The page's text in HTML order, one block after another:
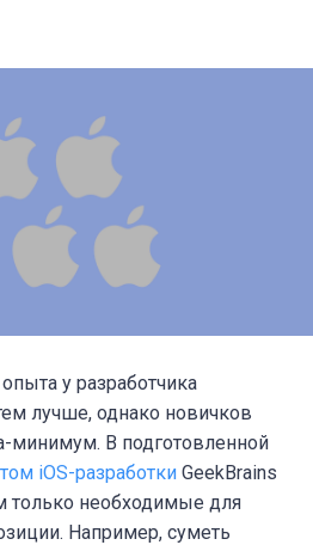
у разработчика
лучше, однако новичков
минимум. В подготовленной
iOS-разработки GeekBrains
только необходимые для
Например, суметь